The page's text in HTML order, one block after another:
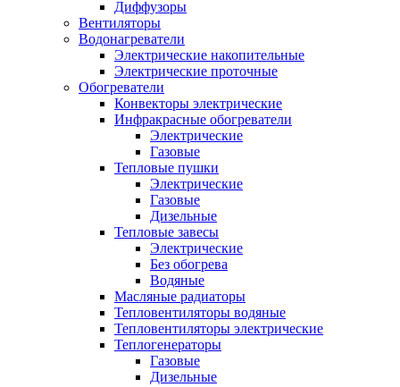
Диффузоры
Вентиляторы
Водонагреватели
Электрические накопительные
Электрические проточные
Обогреватели
Конвекторы электрические
Инфракрасные обогреватели
Электрические
Газовые
Тепловые пушки
Электрические
Газовые
Дизельные
Тепловые завесы
Электрические
Без обогрева
Водяные
Масляные радиаторы
Тепловентиляторы водяные
Тепловентиляторы электрические
Теплогенераторы
Газовые
Дизельные